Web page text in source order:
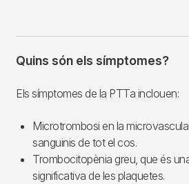
Quins són els símptomes?
Els símptomes de la PTTa inclouen:
Microtrombosi en la
sanguinis de tot el cos.
Trombocitopènia greu, que és
significativa de les plaquetes.